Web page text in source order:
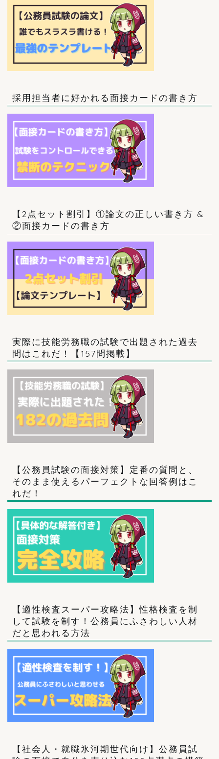
採用担当者に好かれる面接カードの書き方
【2点セット割引】①論文の正しい書き方 &
②面接カードの書き方
実際に技能労務職の試験で出題された過去
問はこれだ！【157問掲載】
【公務員試験の面接対策】定番の質問と、
そのまま使えるパーフェクトな回答例はこ
れだ！
【適性検査スーパー攻略法】性格検査を制
して試験を制す！公務員にふさわしい人材
だと思われる方法
【社会人・就職氷河期世代向け】公務員試